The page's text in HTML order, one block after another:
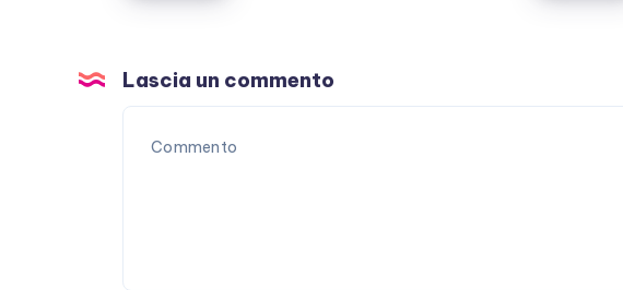
non
passa
loro
Lascia un commento